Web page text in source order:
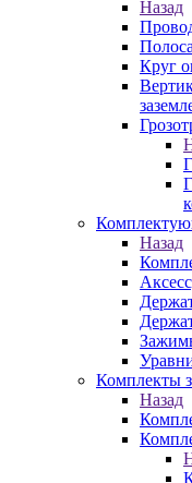
Назад
Круг
Назад
Комплекты
Назад